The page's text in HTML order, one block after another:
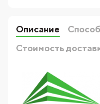
Описание
Стоимость